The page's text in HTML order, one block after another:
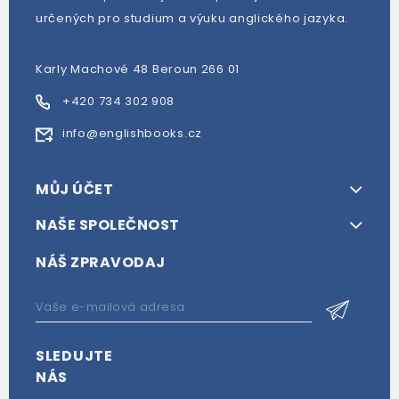
určených pro studium a výuku anglického jazyka.
Karly Machové 48 Beroun 266 01
+420 734 302 908
info@englishbooks.cz
MŮJ ÚČET
NAŠE SPOLEČNOST
NÁŠ ZPRAVODAJ
SLEDUJTE
NÁS